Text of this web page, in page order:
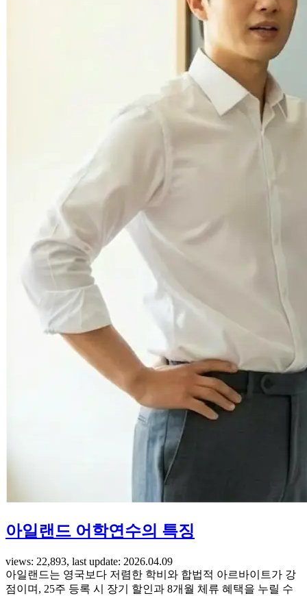
아일랜드 어학연수의 특징
views: 22,893, last update: 2026.04.09
아일랜드는 영국보다 저렴한 학비와 합법적 아르바이트가 강
점이며, 25주 등록 시 장기 할인과 8개월 체류 혜택을 누릴 수